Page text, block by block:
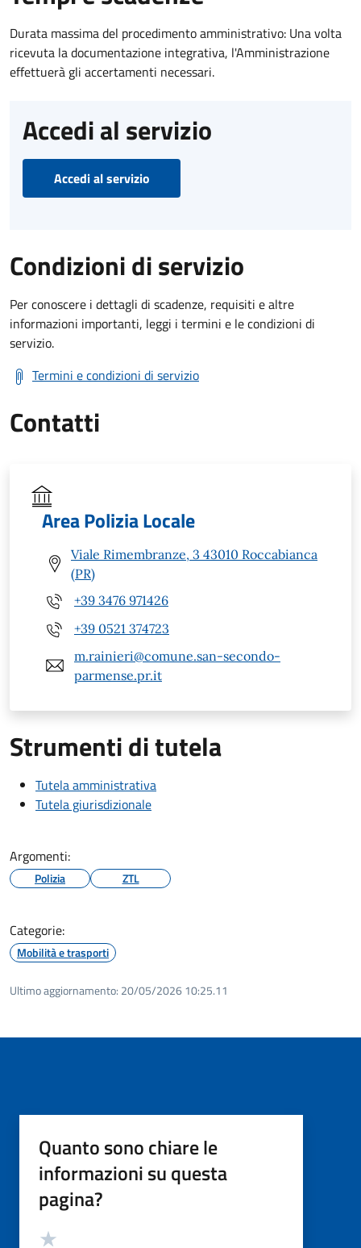
Durata massima del procedimento amministrativo: Una volta
ricevuta la documentazione integrativa, l'Amministrazione
effettuerà gli accertamenti necessari.
Accedi al servizio
Accedi al servizio
Condizioni di servizio
Per conoscere i dettagli di scadenze, requisiti e altre
informazioni importanti, leggi i termini e le condizioni di
servizio.
Termini e condizioni di servizio
Contatti
Area Polizia Locale
Viale Rimembranze, 3 43010 Roccabianca
(PR)
+39 3476 971426
+39 0521 374723
m.rainieri@comune.san-secondo-
parmense.pr.it
Strumenti di tutela
Tutela amministrativa
Tutela giurisdizionale
Argomenti:
Polizia ZTL
Categorie:
Mobilità e trasporti
Ultimo aggiornamento: 20/05/2026 10:25.11
Quanto sono chiare le
informazioni su questa
pagina?
Valutazione